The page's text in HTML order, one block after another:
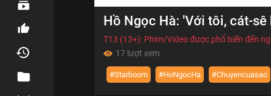
Volume
0%
Hồ Ngọc Hà: 'Với tôi, cát-
T13 (13+): Phim/Video được phổ biến đến
17 lượt xem
#Starboom #HoNgocHa #Chuyencuasao